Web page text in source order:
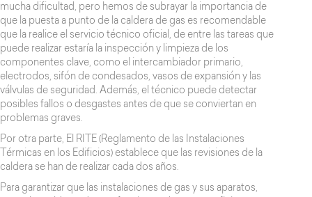
mucha dificultad, pero hemos de subrayar la importancia de
que la puesta a punto de la caldera de gas es recomendable
que la realice el servicio técnico oficial, de entre las tareas que
puede realizar estaría la inspección y limpieza de los
componentes clave, como el intercambiador primario,
electrodos, sifón de condesados, vasos de expansión y las
válvulas de seguridad. Además, el técnico puede detectar
posibles fallos o desgastes antes de que se conviertan en
problemas graves.
Por otra parte, El RITE (Reglamento de las Instalaciones
Térmicas en los Edificios) establece que las revisiones de la
caldera se han de realizar cada dos años.
Para garantizar que las instalaciones de gas y sus aparatos,